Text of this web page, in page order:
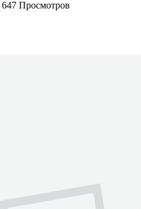
647 Просмотров